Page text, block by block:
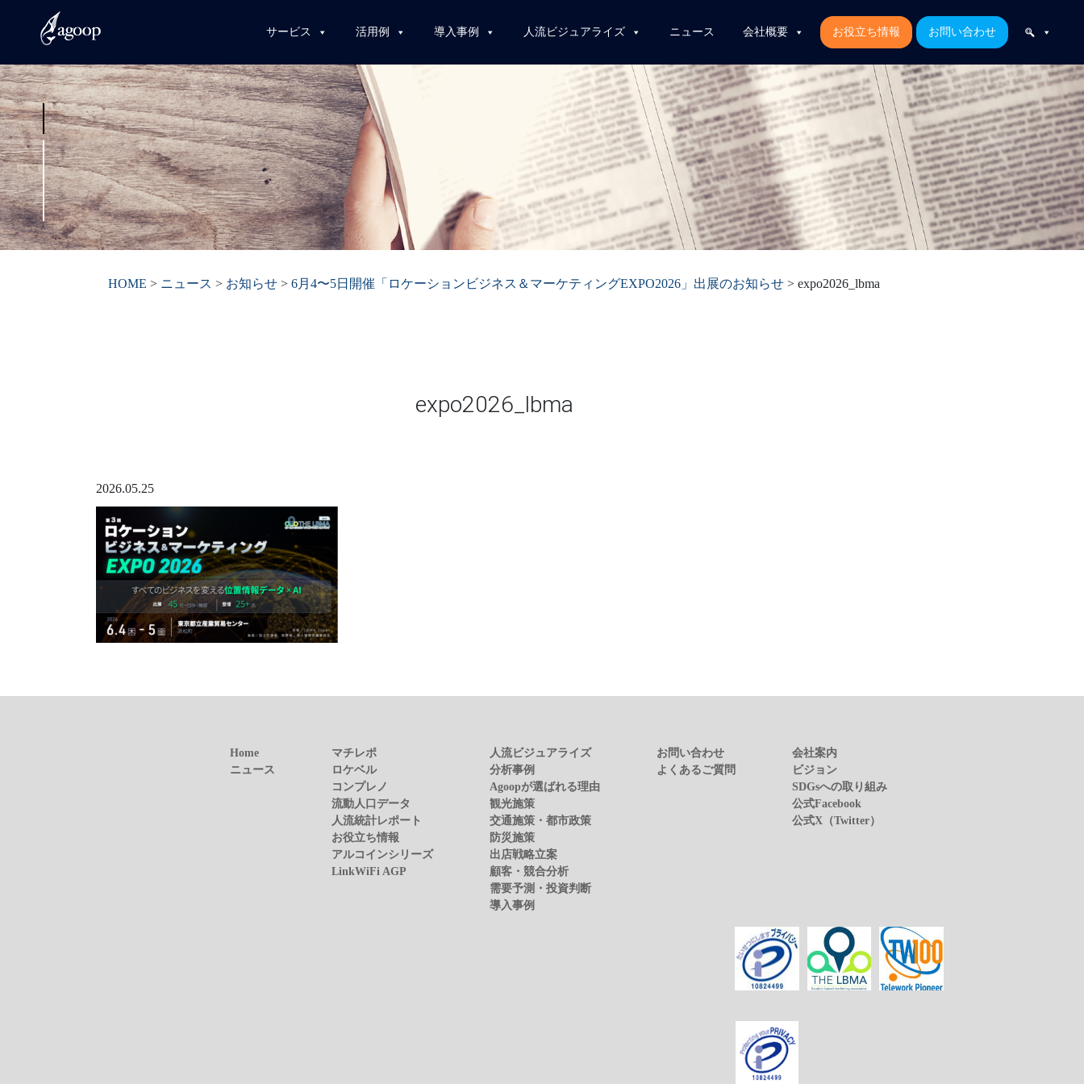
サービス 活用例 導入事例 人流ビジュアライズ ニュース 会社概要 お役立ち情報 お問い合わせ
HOME > ニュース > お知らせ >6月4〜5日開催「ロケーションビジネス＆マーケティングEXPO2026」出展のお知らせ >expo2026_lbma
expo2026_lbma
2026.05.25
Home
ニュース
マチレポ
ロケベル
コンプレノ
流動人口データ
人流統計レポート
お役立ち情報
アルコインシリーズ
LinkWiFi AGP
人流ビジュアライズ
分析事例
Agoopが選ばれる理由
観光施策
交通施策・都市政策
防災施策
出店戦略立案
顧客・競合分析
需要予測・投資判断
導入事例
お問い合わせ
よくあるご質問
会社案内
ビジョン
SDGsへの取り組み
公式Facebook
公式X（Twitter）